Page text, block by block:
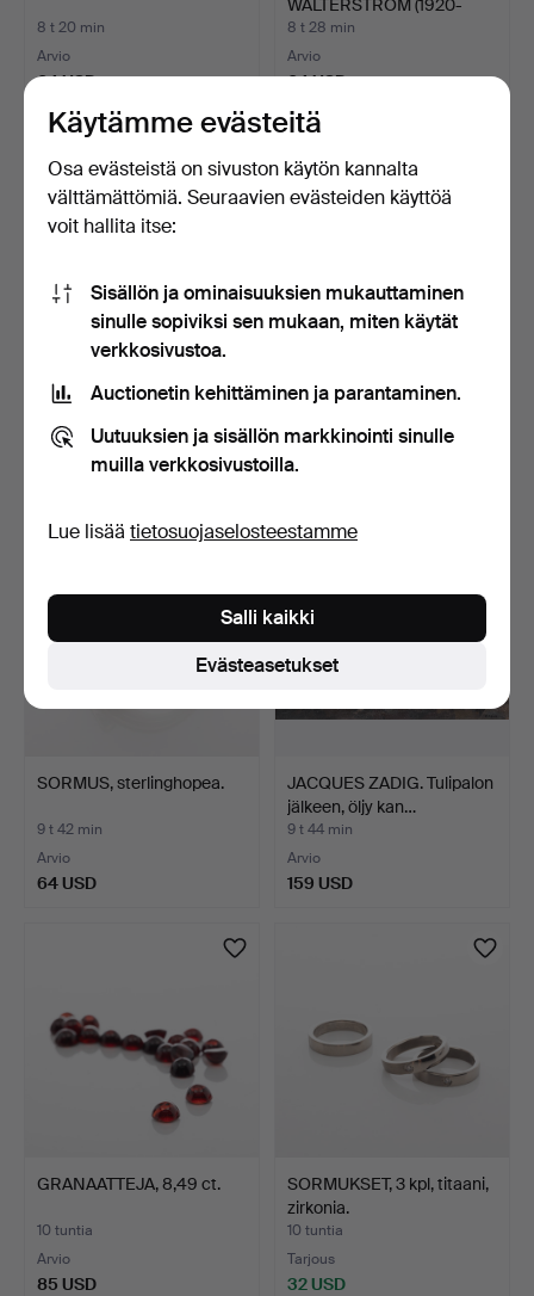
8 t 20 min
Arvio
64 USD
WALTERSTRÖM (1920-
1988). "Kväl…
8 t 28 min
Arvio
64 USD
SORMUS, sterlinghopeaa.
9 t 18 min
SORMUS, sterlinghopeaa,
zirkonia.
9 t 27 min
Arvio
SORMUS, sterlinghopea.
9 t 42 min
Arvio
64 USD
JACQUES ZADIG. Tulipalon
jälkeen, öljy kan…
9 t 44 min
Arvio
159 USD
GRANAATTEJA, 8,49 ct.
10 tuntia
Arvio
85 USD
SORMUKSET, 3 kpl, titaani,
zirkonia.
10 tuntia
Tarjous
32 USD
Käytämme evästeitä
Osa evästeistä on sivuston käytön kannalta
välttämättömiä. Seuraavien evästeiden käyttöä
voit hallita itse:
Sisällön ja ominaisuuksien mukauttaminen
sinulle sopiviksi sen mukaan, miten käytät
verkkosivustoa.
Auctionetin kehittäminen ja parantaminen.
Uutuuksien ja sisällön markkinointi sinulle
muilla verkkosivustoilla.
Lue lisää tietosuojaselosteestamme
Evästeasetukset
Salli kaikki